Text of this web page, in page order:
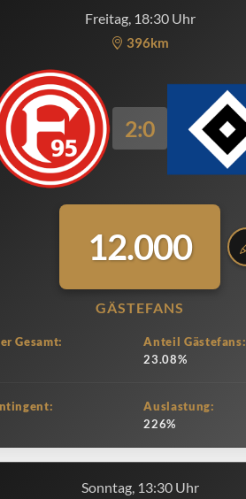
Freitag, 18:30 Uhr
396km
2:0
12.000
GÄSTEFANS
Gesamt:
Anteil Gästefans:
23.08%
Auslastung:
226%
Sonntag, 13:30 Uhr